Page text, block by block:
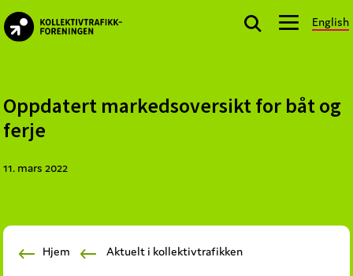
Skip
to
Skip
to
Skip
to
English
offentlige
aktører
planlegger,
kollektivtrafikk-
Oppdatert markedsoversikt for båt og
ferje
11. mars 2022
Hjem Aktuelt i kollektivtrafikken